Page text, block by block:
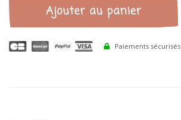
Ajouter au panier
Paiements sécurisés